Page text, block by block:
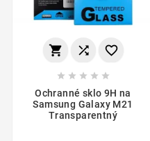
  
    
Ochranné sklo 9H na
Samsung Galaxy M21
Transparentný